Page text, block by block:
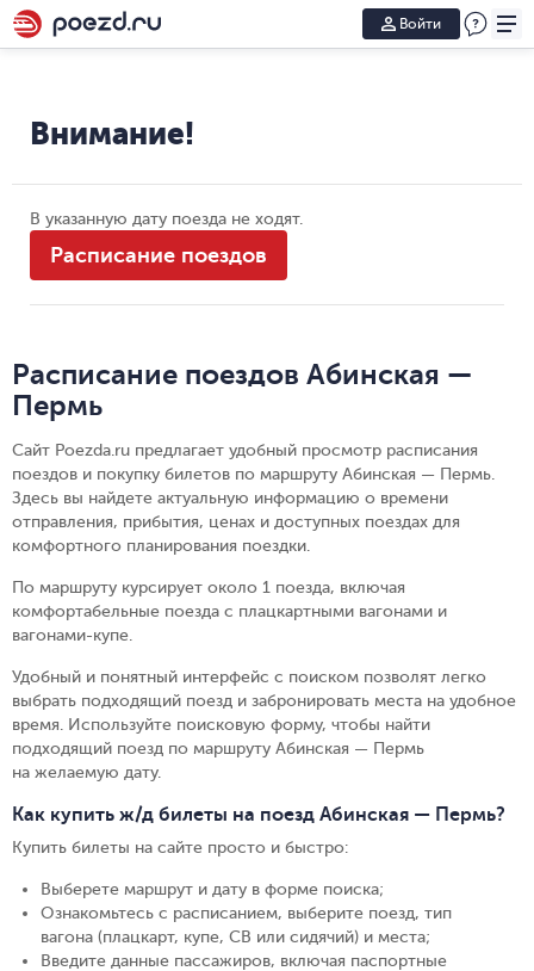
Войти
Внимание!
В указанную дату поезда не ходят.
Расписание поездов
Расписание поездов Абинская —
Пермь
Сайт Poezda.ru предлагает удобный просмотр расписания
поездов и покупку билетов по маршруту Абинская — Пермь.
Здесь вы найдете актуальную информацию о времени
отправления, прибытия, ценах и доступных поездах для
комфортного планирования поездки.
По маршруту курсирует около 1 поезда, включая
комфортабельные поезда с плацкартными вагонами и
вагонами-купе.
Удобный и понятный интерфейс с поиском позволят легко
выбрать подходящий поезд и забронировать места на удобное
время. Используйте поисковую форму, чтобы найти
подходящий поезд по маршруту Абинская — Пермь
на желаемую дату.
Как купить ж/д билеты на поезд Абинская — Пермь?
Купить билеты на сайте просто и быстро:
Выберете маршрут и дату в форме поиска;
Ознакомьтесь с расписанием, выберите поезд, тип
вагона (плацкарт, купе, СВ или сидячий) и места;
Введите данные пассажиров, включая паспортные